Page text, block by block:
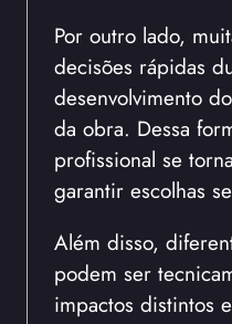
Por outro lado,
decisões rápidas
desenvolvimento
da obra. Dessa
profissional se
garantir escolhas
Além disso,
podem ser
impactos distintos